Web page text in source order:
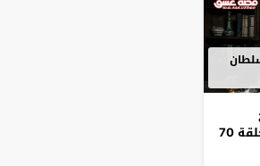
سلطان الفتوحات الحلقة 70